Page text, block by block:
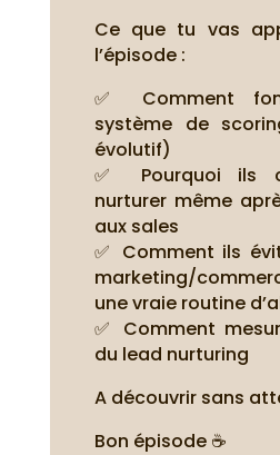
Ce que tu vas
l’épisode :
✅ Comment
système de
évolutif)
✅ Pourquoi ils
nurturer même
aux sales
✅ Comment ils
marketing/
une vraie routine
✅ Comment
du lead nurturing
A découvrir sans
Bon épisode ☕